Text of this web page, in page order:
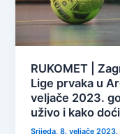
RUKOMET |
Lige prvaka u
veljače 2023.
uživo i kako
Srijeda, 8. veljače 2023.